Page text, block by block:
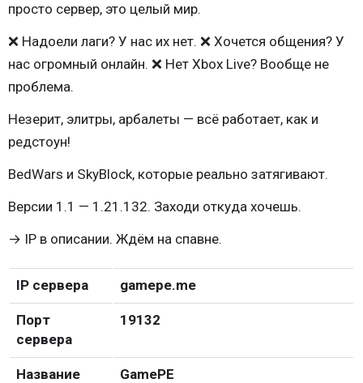
просто сервер, это целый мир.
❌ Надоели лаги? У нас их нет. ❌ Хочется общения? У
нас огромный онлайн. ❌ Нет Xbox Live? Вообще не
проблема.
Незерит, элитры, арбалеты — всё работает, как и
редстоун!
BedWars и SkyBlock, которые реально затягивают.
Версии 1.1 — 1.21.132. Заходи откуда хочешь.
→ IP в описании. Ждём на спавне.
IP сервера gamepe.me
Порт
сервера
19132
Название GamePE